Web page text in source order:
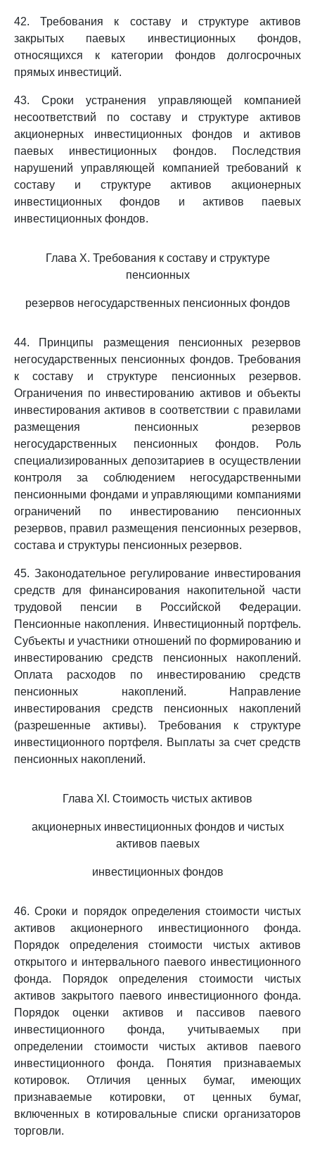
42. Требования к составу и структуре активов
закрытых паевых инвестиционных фондов,
относящихся к категории фондов долгосрочных
прямых инвестиций.
43. Сроки устранения управляющей компанией
несоответствий по составу и структуре активов
акционерных инвестиционных фондов и активов
паевых инвестиционных фондов. Последствия
нарушений управляющей компанией требований к
составу и структуре активов акционерных
инвестиционных фондов и активов паевых
инвестиционных фондов.
Глава X. Требования к составу и структуре
пенсионных
резервов негосударственных пенсионных фондов
44. Принципы размещения пенсионных резервов
негосударственных пенсионных фондов. Требования
к составу и структуре пенсионных резервов.
Ограничения по инвестированию активов и объекты
инвестирования активов в соответствии с правилами
размещения пенсионных резервов
негосударственных пенсионных фондов. Роль
специализированных депозитариев в осуществлении
контроля за соблюдением негосударственными
пенсионными фондами и управляющими компаниями
ограничений по инвестированию пенсионных
резервов, правил размещения пенсионных резервов,
состава и структуры пенсионных резервов.
45. Законодательное регулирование инвестирования
средств для финансирования накопительной части
трудовой пенсии в Российской Федерации.
Пенсионные накопления. Инвестиционный портфель.
Субъекты и участники отношений по формированию и
инвестированию средств пенсионных накоплений.
Оплата расходов по инвестированию средств
пенсионных накоплений. Направление
инвестирования средств пенсионных накоплений
(разрешенные активы). Требования к структуре
инвестиционного портфеля. Выплаты за счет средств
пенсионных накоплений.
Глава XI. Стоимость чистых активов
акционерных инвестиционных фондов и чистых
активов паевых
инвестиционных фондов
46. Сроки и порядок определения стоимости чистых
активов акционерного инвестиционного фонда.
Порядок определения стоимости чистых активов
открытого и интервального паевого инвестиционного
фонда. Порядок определения стоимости чистых
активов закрытого паевого инвестиционного фонда.
Порядок оценки активов и пассивов паевого
инвестиционного фонда, учитываемых при
определении стоимости чистых активов паевого
инвестиционного фонда. Понятия признаваемых
котировок. Отличия ценных бумаг, имеющих
признаваемые котировки, от ценных бумаг,
включенных в котировальные списки организаторов
торговли.